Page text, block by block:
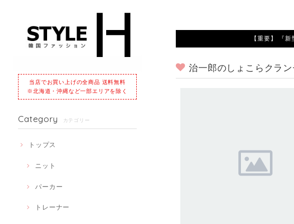
当店でお買い上げの全商品 送料無料
※北海道・沖縄など一部エリアを除く
Category カテゴリー
トップス
ニット
パーカー
トレーナー
【重要】 『
治一郎のしょこらク